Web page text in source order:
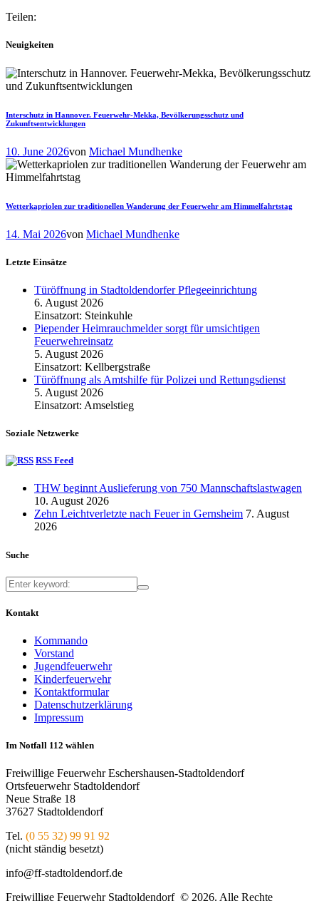
Teilen:
Neuigkeiten
Interschutz in Hannover. Feuerwehr-Mekka, Bevölkerungsschutz und
Zukunftsentwicklungen
10. June 2026von Michael Mundhenke
Wetterkapriolen zur traditionellen Wanderung der Feuerwehr am Himmelfahrtstag
14. Mai 2026von Michael Mundhenke
Letzte Einsätze
Türöffnung in Stadtoldendorfer Pflegeeinrichtung
6. August 2026
Einsatzort: Steinkuhle
Piepender Heimrauchmelder sorgt für umsichtigen
Feuerwehreinsatz
5. August 2026
Einsatzort: Kellbergstraße
Türöffnung als Amtshilfe für Polizei und Rettungsdienst
5. August 2026
Einsatzort: Amselstieg
Soziale Netzwerke
RSS Feed
THW beginnt Auslieferung von 750 Mannschaftslastwagen
10. August 2026
Zehn Leichtverletzte nach Feuer in Gernsheim 7. August
2026
Suche
Kontakt
Kommando
Vorstand
Jugendfeuerwehr
Kinderfeuerwehr
Kontaktformular
Datenschutzerklärung
Impressum
Im Notfall 112 wählen
Freiwillige Feuerwehr Eschershausen-Stadtoldendorf
Ortsfeuerwehr Stadtoldendorf
Neue Straße 18
37627 Stadtoldendorf
Tel. (0 55 32) 99 91 92
(nicht ständig besetzt)
info@ff-stadtoldendorf.de
Freiwillige Feuerwehr Stadtoldendorf © 2026. Alle Rechte